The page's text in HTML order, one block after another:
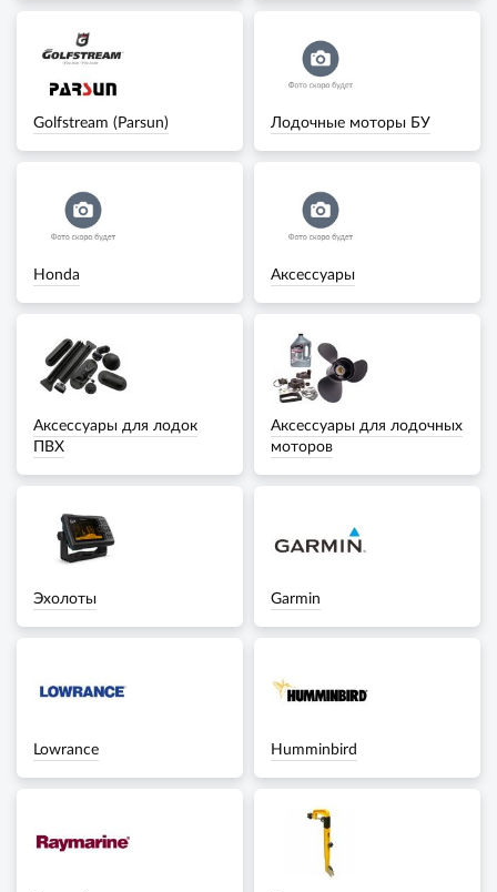
Golfstream (Parsun) Лодочные моторы БУ
Honda Аксессуары
Аксессуары для лодок
ПВХ
Аксессуары для лодочных
моторов
Эхолоты Garmin
Lowrance Humminbird